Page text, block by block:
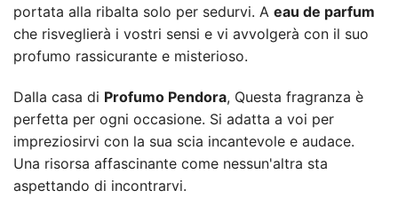
portata alla ribalta solo per sedurvi. A eau de parfum
che risveglierà i vostri sensi e vi avvolgerà con il suo
profumo rassicurante e misterioso.
Dalla casa di Profumo Pendora, Questa fragranza è
perfetta per ogni occasione. Si adatta a voi per
impreziosirvi con la sua scia incantevole e audace.
Una risorsa affascinante come nessun'altra sta
aspettando di incontrarvi.